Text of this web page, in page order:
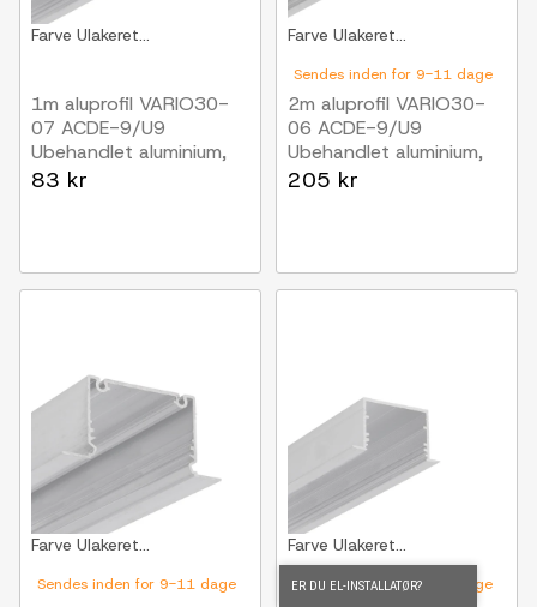
Farve Ulakeret...
1m aluprofil VARIO30-
07 ACDE-9/U9
Ubehandlet aluminium,
indbygget, LED skinne
83 kr
Sendes inden for 9-11 dage
Farve Ulakeret...
2m aluprofil VARIO30-
06 ACDE-9/U9
Ubehandlet aluminium,
indbygget, LED skinne
205 kr
Sendes inden for 9-11 dage
Farve Ulakeret...
Sendes inden for 9-11 dage
Farve Ulakeret...
ER DU EL-INSTALLATØR?